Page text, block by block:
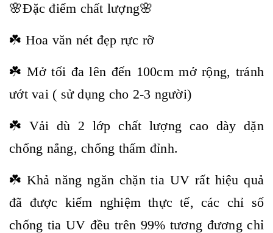
🌸Đặc điểm chất lượng🌸
☘️ Hoa văn nét đẹp rực rỡ
☘️ Mở tối đa lên đến 100cm mở rộng, tránh
ướt vai ( sử dụng cho 2-3 người)
☘️ Vải dù 2 lớp chất lượng cao dày dặn
chống nắng, chống thấm đỉnh.
☘️ Khả năng ngăn chặn tia UV rất hiệu quả
đã được kiểm nghiệm thực tế, các chỉ số
chống tia UV đều trên 99% tương đương chỉ